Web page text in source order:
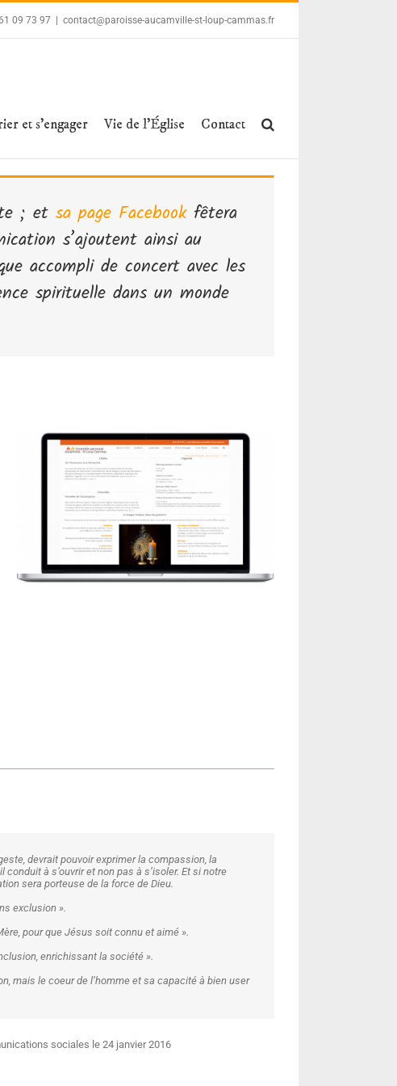
09 73 97 contact@paroisse-aucamville-st-loup-cammas.fr
et s’engager Vie de l’Église Contact
; et sa page Facebookfêtera
s’ajoutent ainsi au
accompli de concert avec les
spirituelle dans un monde
devrait pouvoir exprimer la compassion, la
à s’ouvrir et non pas à s’isoler. Et si notre
sera porteuse de la force de Dieu.
exclusion ».
pour que Jésus soit connu et aimé ».
enrichissant la société ».
mais le coeur de l’homme et sa capacité à bien user
sociales le 24 janvier 2016